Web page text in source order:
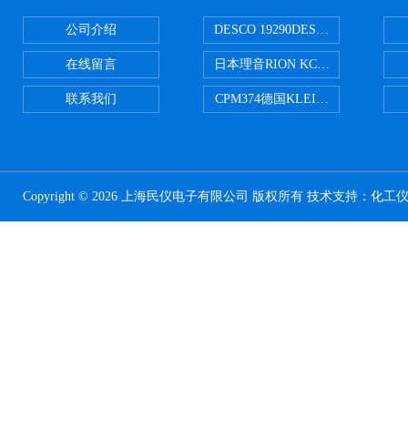
公司介绍
在线留言
联系我们
DESCO 19290DESCO 19290重锤
日本理音RION KC-51/KC-52便携
CPM374德国KLEINWAECHTER
Copyright © 2026 上海民仪电子有限公司 版权所有 技术支持： 化工